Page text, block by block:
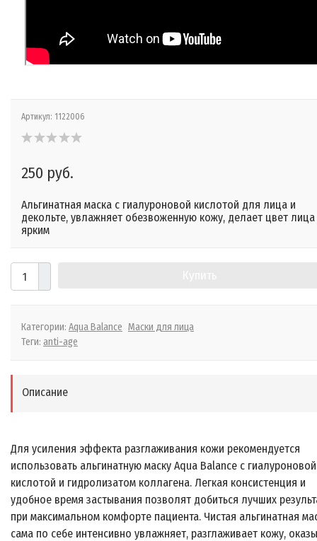
Артикул: 1122006
250 руб.
Альгинатная маска с гиалуроновой кислотой для лица и
декольте, увлажняет обезвоженную кожу, делает цвет лица
ярким
Категории: Aqua Balance Маски для лица
Теги: anti-age
Описание
Для усиления эффекта разглаживания кожи рекомендуется
использовать альгинатную маску Aqua Balance с гиалуроновой
кислотой и гидролизатом коллагена. Легкая консистенция и
удобное время застывания позволят добиться лучших
при максимальном комфорте пациента. Чистая альгинатная
сама по себе интенсивно увлажняет, разглаживает кожу,